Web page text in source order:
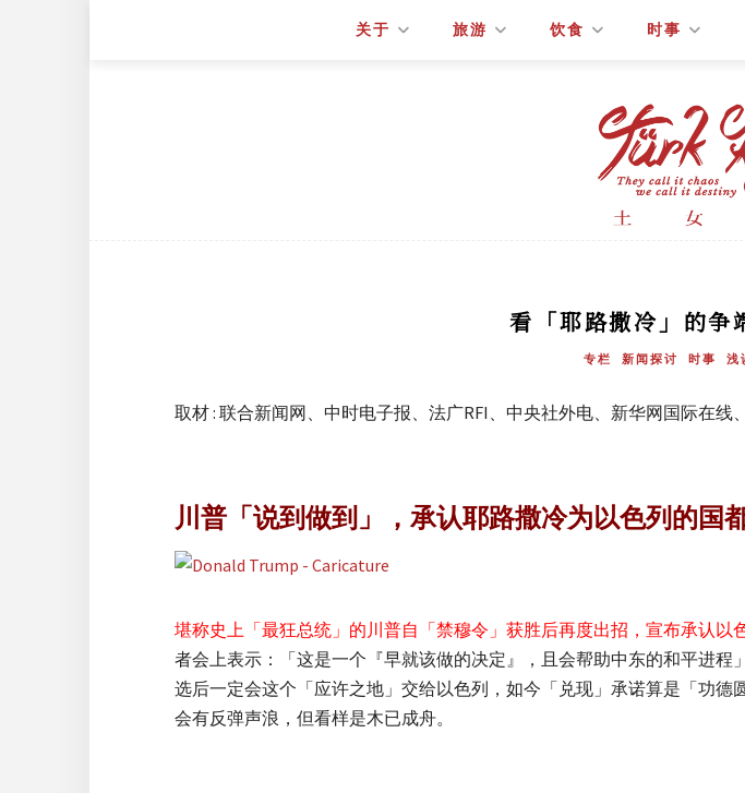
关于 旅游 饮食 时事
看「耶路撒冷」的争
专栏 新闻探讨 时事 浅
取材 : 联合新闻网、中时电子报、法广RFI、中央社外电、新华网国际在线
川普「说到做到」，承认耶路撒冷为以色列的国
堪称史上「最狂总统」的川普自「禁穆令」获胜后再度出招，宣布承认
者会上表示：「这是一个『早就该做的决定』，且会帮助中东的和平进
选后一定会这个「应许之地」交给以色列，如今「兑现」承诺算是「功
会有反弹声浪，但看样是木已成舟。